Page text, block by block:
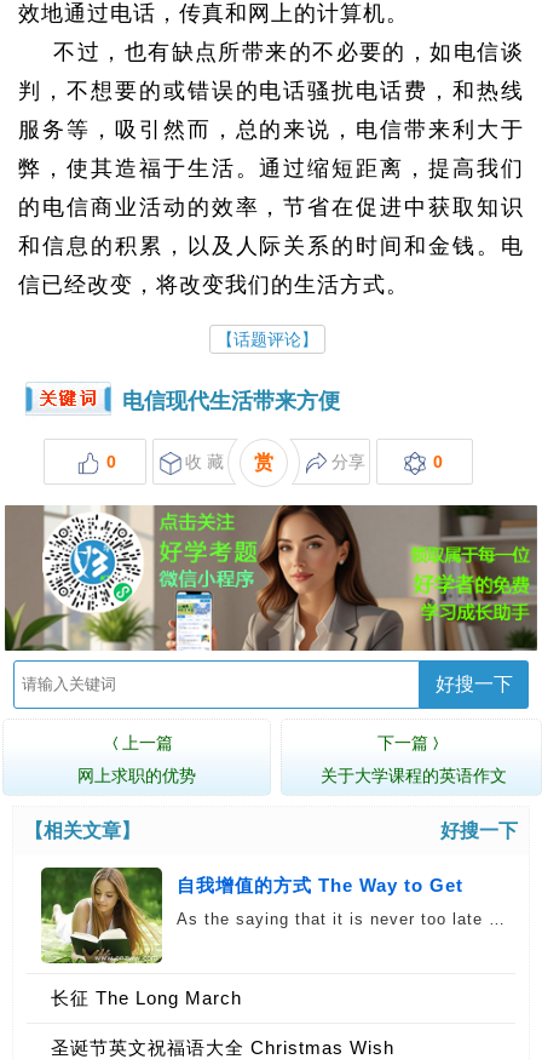
效地通过电话，传真和网上的计算机。
不过，也有缺点所带来的不必要的，如电信谈
判，不想要的或错误的电话骚扰电话费，和热线
服务等，吸引然而，总的来说，电信带来利大于
弊，使其造福于生活。通过缩短距离，提高我们
的电信商业活动的效率，节省在促进中获取知识
和信息的积累，以及人际关系的时间和金钱。电
信已经改变，将改变我们的生活方式。
【话题评论】
电信现代生活带来方便
0 收 藏 赏 分享 0
好搜一下
〈
上一篇
网上求职的优势
下一篇 〉
关于大学课程的英语作文
【相关文章】 好搜一下
自我增值的方式 The Way to Get
As the saying that it is never too late …
长征 The Long March
圣诞节英文祝福语大全 Christmas Wish